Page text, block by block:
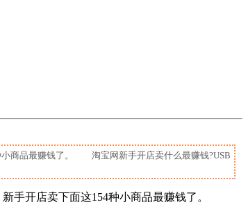
商品最赚钱了。 淘宝网新手开店卖什么最赚钱?USB
开店卖下面这154种小商品最赚钱了。